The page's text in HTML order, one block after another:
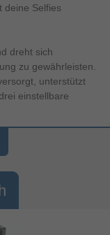
deine Selfies
dreht sich
zu gewährleisten.
unterstützt
einstellbare
professionellen
für verschiedene
ermöglicht es
minimalem